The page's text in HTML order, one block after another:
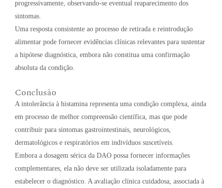
progressivamente, observando-se eventual reaparecimento dos
sintomas.
Uma resposta consistente ao processo de retirada e reintrodução
alimentar pode fornecer evidências clínicas relevantes para sustentar
a hipótese diagnóstica, embora não constitua uma confirmação
absoluta da condição.
Conclusão
A intolerância à histamina representa uma condição complexa, ainda
em processo de melhor compreensão científica, mas que pode
contribuir para sintomas gastrointestinais, neurológicos,
dermatológicos e respiratórios em indivíduos suscetíveis.
Embora a dosagem sérica da DAO possa fornecer informações
complementares, ela não deve ser utilizada isoladamente para
estabelecer o diagnóstico. A avaliação clínica cuidadosa, associada à